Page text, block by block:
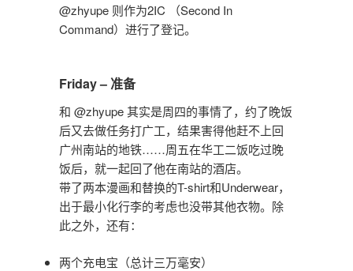
@zhyupe 则作为2IC （Second In
Command）进行了登记。
Friday – 准备
和 @zhyupe 其实是周四的事情了，约了晚饭
后又去做任务打广工，结果害得他赶不上回
广州南站的地铁……周五在华工二饭吃过晚
饭后，就一起回了他在南站的酒店。
带了两本漫画和替换的T-shirt和Underwear，
出于最小化行李的考虑也没带其他衣物。除
此之外，还有：
两个充电宝（总计三万毫安）